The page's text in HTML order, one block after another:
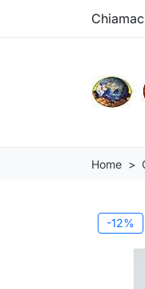
Home
-12%